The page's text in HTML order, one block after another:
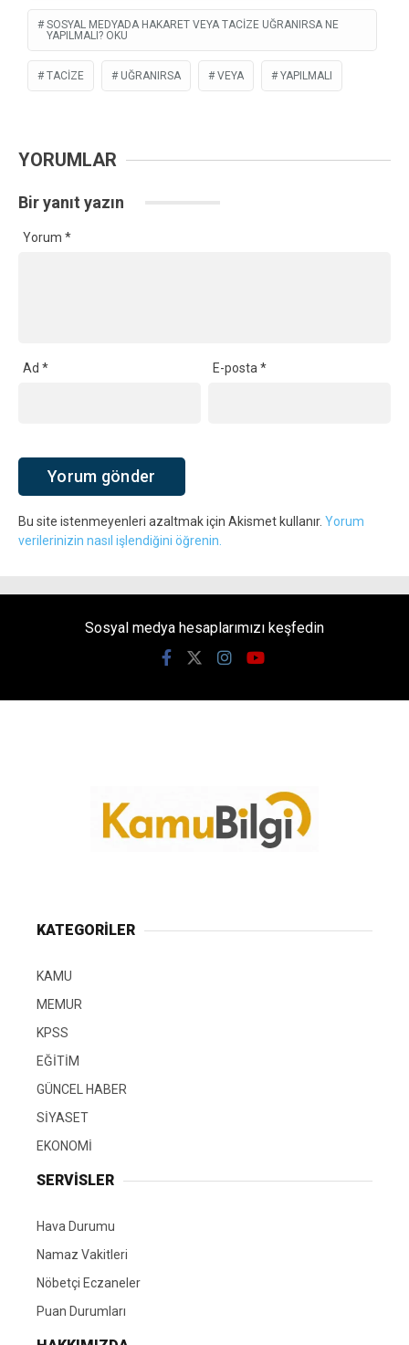
SOSYAL MEDYADA HAKARET VEYA TACIZE UĞRANIRSA NE
YAPILMALI? OKU
TACIZE UĞRANIRSA VEYA YAPILMALI
YORUMLAR
Bir yanıt yazın
Yorum *
Ad * E-posta*
Bu site istenmeyenleri azaltmak için Akismet kullanır. Yorum
verilerinizin nasıl işlendiğini öğrenin.
Sosyal medya hesaplarımızı keşfedin
KATEGORİLER
KAMU
MEMUR
KPSS
EĞİTİM
GÜNCEL HABER
SİYASET
EKONOMİ
SERVİSLER
Hava Durumu
Namaz Vakitleri
Nöbetçi Eczaneler
Puan Durumları